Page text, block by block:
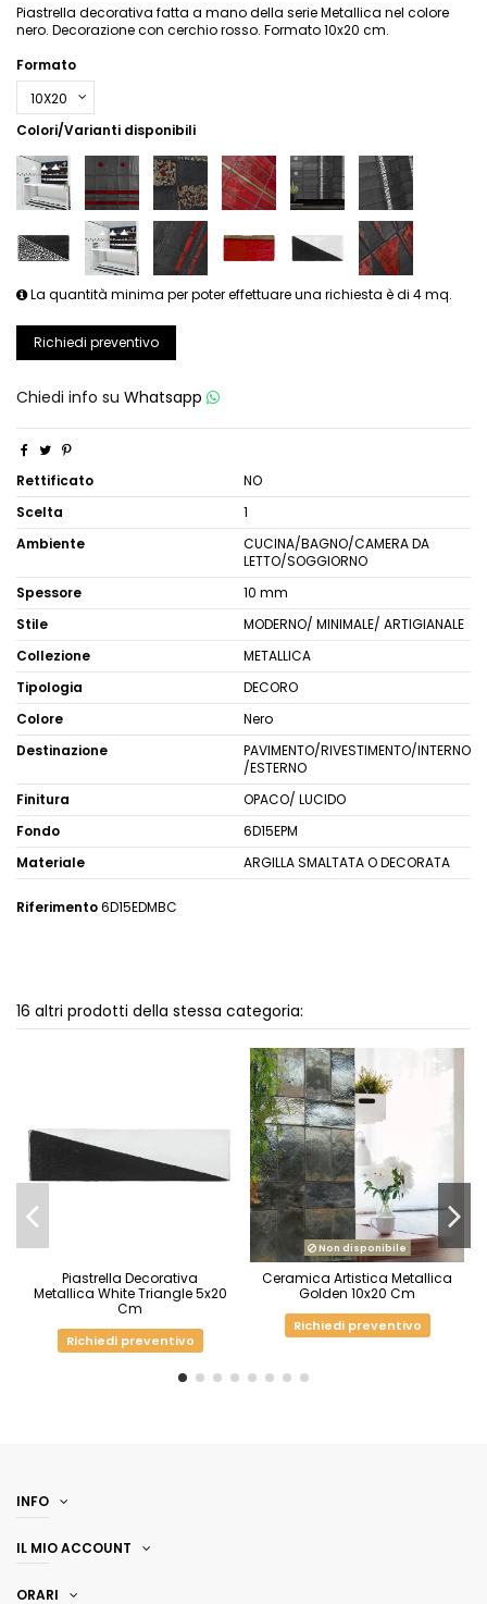
Piastrella decorativa fatta a mano della serie Metallica nel colore
nero. Decorazione con cerchio rosso. Formato 10x20 cm.
Formato
Colori/Varianti disponibili
La quantità minima per poter effettuare una richiesta è di 4 mq.
Richiedi preventivo
Chiedi info su Whatsapp
Rettificato
NO
Scelta
1
Ambiente
CUCINA/BAGNO/CAMERA DA
LETTO/SOGGIORNO
Spessore
10 mm
Stile
MODERNO/ MINIMALE/ ARTIGIANALE
Collezione
METALLICA
Tipologia
DECORO
Colore
Nero
Destinazione
PAVIMENTO/RIVESTIMENTO/INTERNO
/ESTERNO
Finitura
OPACO/ LUCIDO
Fondo
6D15EPM
Materiale
ARGILLA SMALTATA O DECORATA
Riferimento6D15EDMBC
16 altri prodotti della stessa categoria:
Piastrella Decorativa
Metallica White Triangle 5x20
Cm
Richiedi preventivo
Non disponibile
Ceramica Artistica Metallica
Golden 10x20 Cm
Richiedi preventivo
INFO
IL MIO ACCOUNT
ORARI